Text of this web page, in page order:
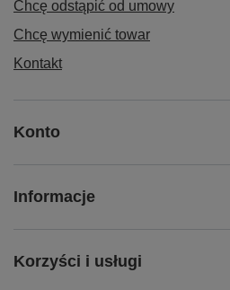
Chcę odstąpić od umowy
Chcę wymienić towar
Kontakt
Konto
Informacje
Korzyści i usługi